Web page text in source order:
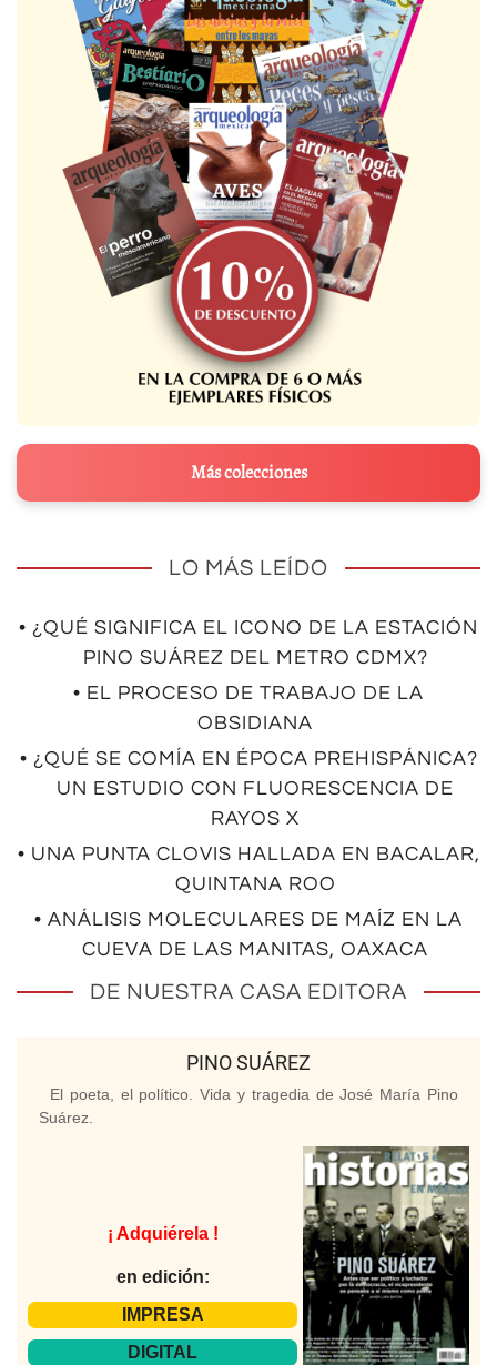
Más colecciones
LO MÁS LEÍDO
• ¿QUÉ SIGNIFICA EL ICONO DE LA ESTACIÓN
PINO SUÁREZ DEL METRO CDMX?
• EL PROCESO DE TRABAJO DE LA
OBSIDIANA
• ¿QUÉ SE COMÍA EN ÉPOCA PREHISPÁNICA?
UN ESTUDIO CON FLUORESCENCIA DE
RAYOS X
• UNA PUNTA CLOVIS HALLADA EN BACALAR,
QUINTANA ROO
• ANÁLISIS MOLECULARES DE MAÍZ EN LA
CUEVA DE LAS MANITAS, OAXACA
DE NUESTRA CASA EDITORA
PINO SUÁREZ
El poeta, el político. Vida y tragedia de José María Pino
Suárez.
¡ Adquiérela !
en edición:
IMPRESA
DIGITAL